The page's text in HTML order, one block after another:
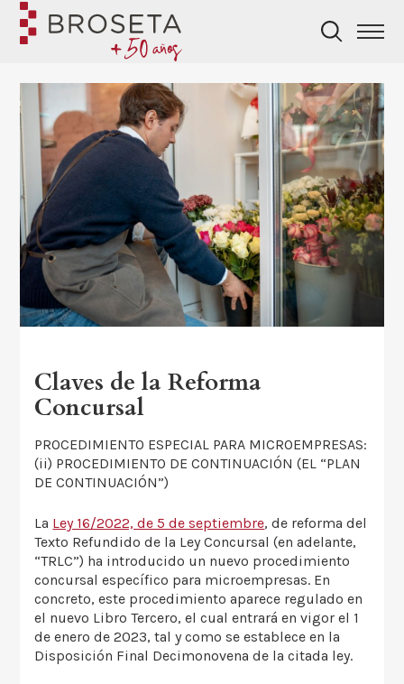
Claves de la Reforma
Concursal
PROCEDIMIENTO ESPECIAL PARA MICROEMPRESAS:
(ii) PROCEDIMIENTO DE CONTINUACIÓN (EL “PLAN
DE CONTINUACIÓN”)
La Ley 16/2022, de 5 de septiembre, de reforma del
Texto Refundido de la Ley Concursal (en adelante,
“TRLC”) ha introducido un nuevo procedimiento
concursal específico para microempresas. En
concreto, este procedimiento aparece regulado en
el nuevo Libro Tercero, el cual entrará en vigor el 1
de enero de 2023, tal y como se establece en la
Disposición Final Decimonovena de la citada ley.